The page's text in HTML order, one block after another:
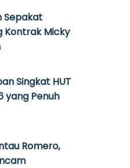
Sepakat
Kontrak Micky
Singkat HUT
yang Penuh
Romero,